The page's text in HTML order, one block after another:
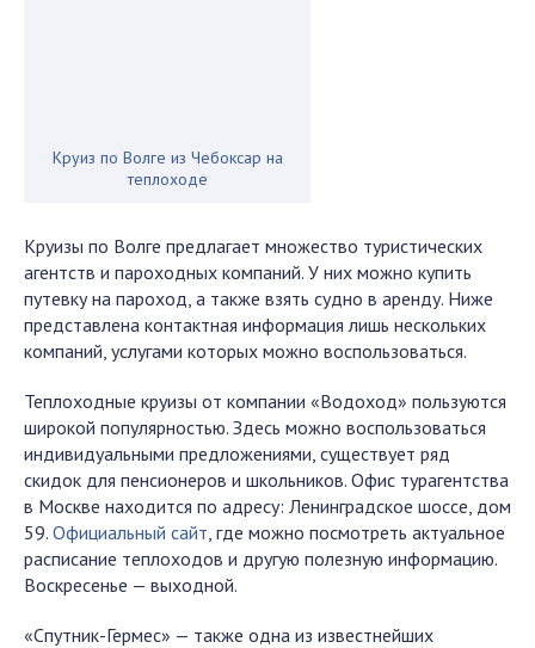
Круиз по Волге из Чебоксар на
теплоходе
Круизы по Волге предлагает множество туристических
агентств и пароходных компаний. У них можно купить
путевку на пароход, а также взять судно в аренду. Ниже
представлена контактная информация лишь нескольких
компаний, услугами которых можно воспользоваться.
Теплоходные круизы от компании «Водоход» пользуются
широкой популярностью. Здесь можно воспользоваться
индивидуальными предложениями, существует ряд
скидок для пенсионеров и школьников. Офис турагентства
в Москве находится по адресу: Ленинградское шоссе, дом
59. Официальный сайт, где можно посмотреть актуальное
расписание теплоходов и другую полезную информацию.
Воскресенье — выходной.
«Спутник-Гермес» — также одна из известнейших